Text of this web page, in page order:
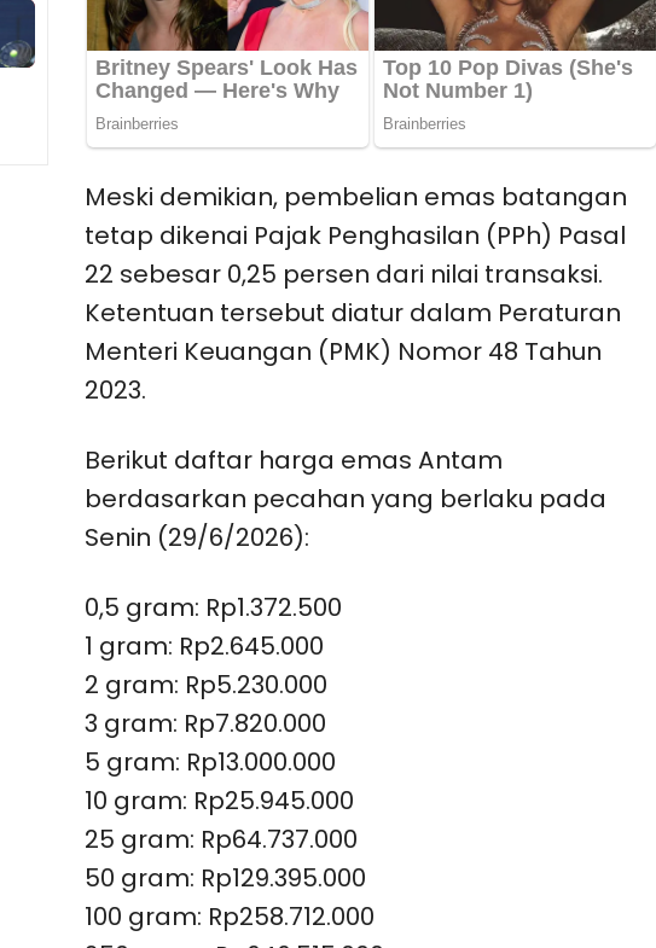
Meski demikian, pembelian emas batangan
tetap dikenai Pajak Penghasilan (PPh) Pasal
22 sebesar 0,25 persen dari nilai transaksi.
Ketentuan tersebut diatur dalam Peraturan
Menteri Keuangan (PMK) Nomor 48 Tahun
2023.
Berikut daftar harga emas Antam
berdasarkan pecahan yang berlaku pada
Senin (29/6/2026):
0,5 gram: Rp1.372.500
1 gram: Rp2.645.000
2 gram: Rp5.230.000
3 gram: Rp7.820.000
5 gram: Rp13.000.000
10 gram: Rp25.945.000
25 gram: Rp64.737.000
50 gram: Rp129.395.000
100 gram: Rp258.712.000